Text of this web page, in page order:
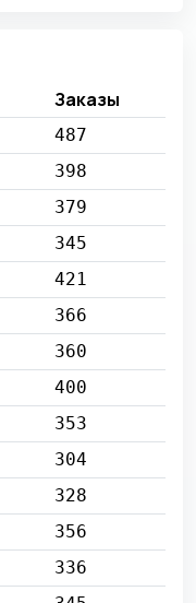
Заказы
487
398
379
345
421
366
360
400
353
304
328
356
336